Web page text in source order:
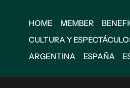
HOME MEMBER
CULTURA Y
ARGENTINA
ESPAÑA